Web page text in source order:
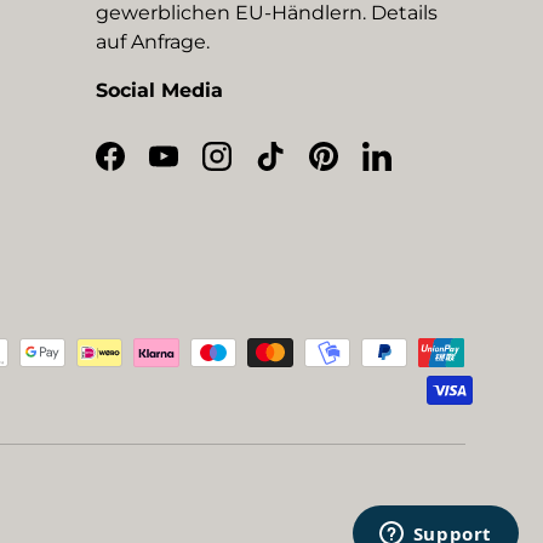
gewerblichen EU-Händlern. Details
auf Anfrage.
Social Media
Facebook
YouTubeInstagram
TikTokPinterestLinkedIn